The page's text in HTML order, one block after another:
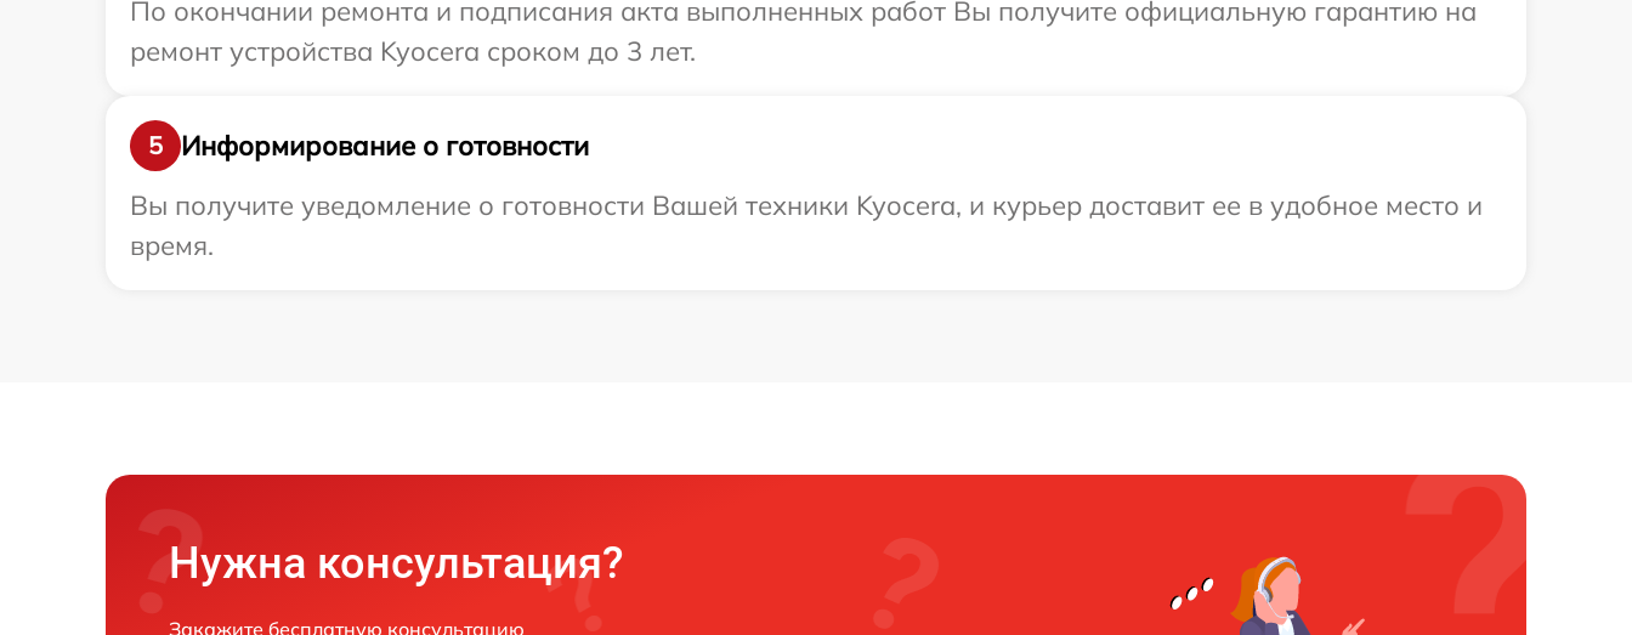
По окончании ремонта и подписания акта выполненных работ Вы получите официальную гарантию на
ремонт устройства Kyocera сроком до 3 лет.
5
Информирование о готовности
Вы получите уведомление о готовности Вашей техники Kyocera, и курьер доставит ее в удобное место и
время.
Нужна консультация?
Закажите бесплатную консультацию